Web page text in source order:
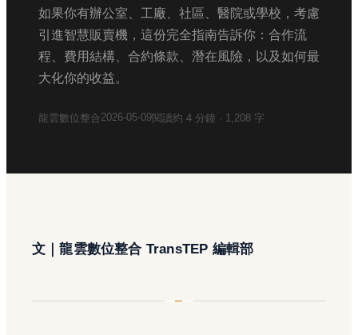
如果你有辦公室、工廠、社區、醫院或學校，考慮
引進智慧販賣機，這份完全指南告訴你：合作流
程、費用結構、合約條款、潛在風險，以及如何最
大化你的收益。
龍雲數位整合2026-05-09閱讀約 4 分鐘 · 1,208 字
文｜龍雲數位整合 TransTEP 編輯部